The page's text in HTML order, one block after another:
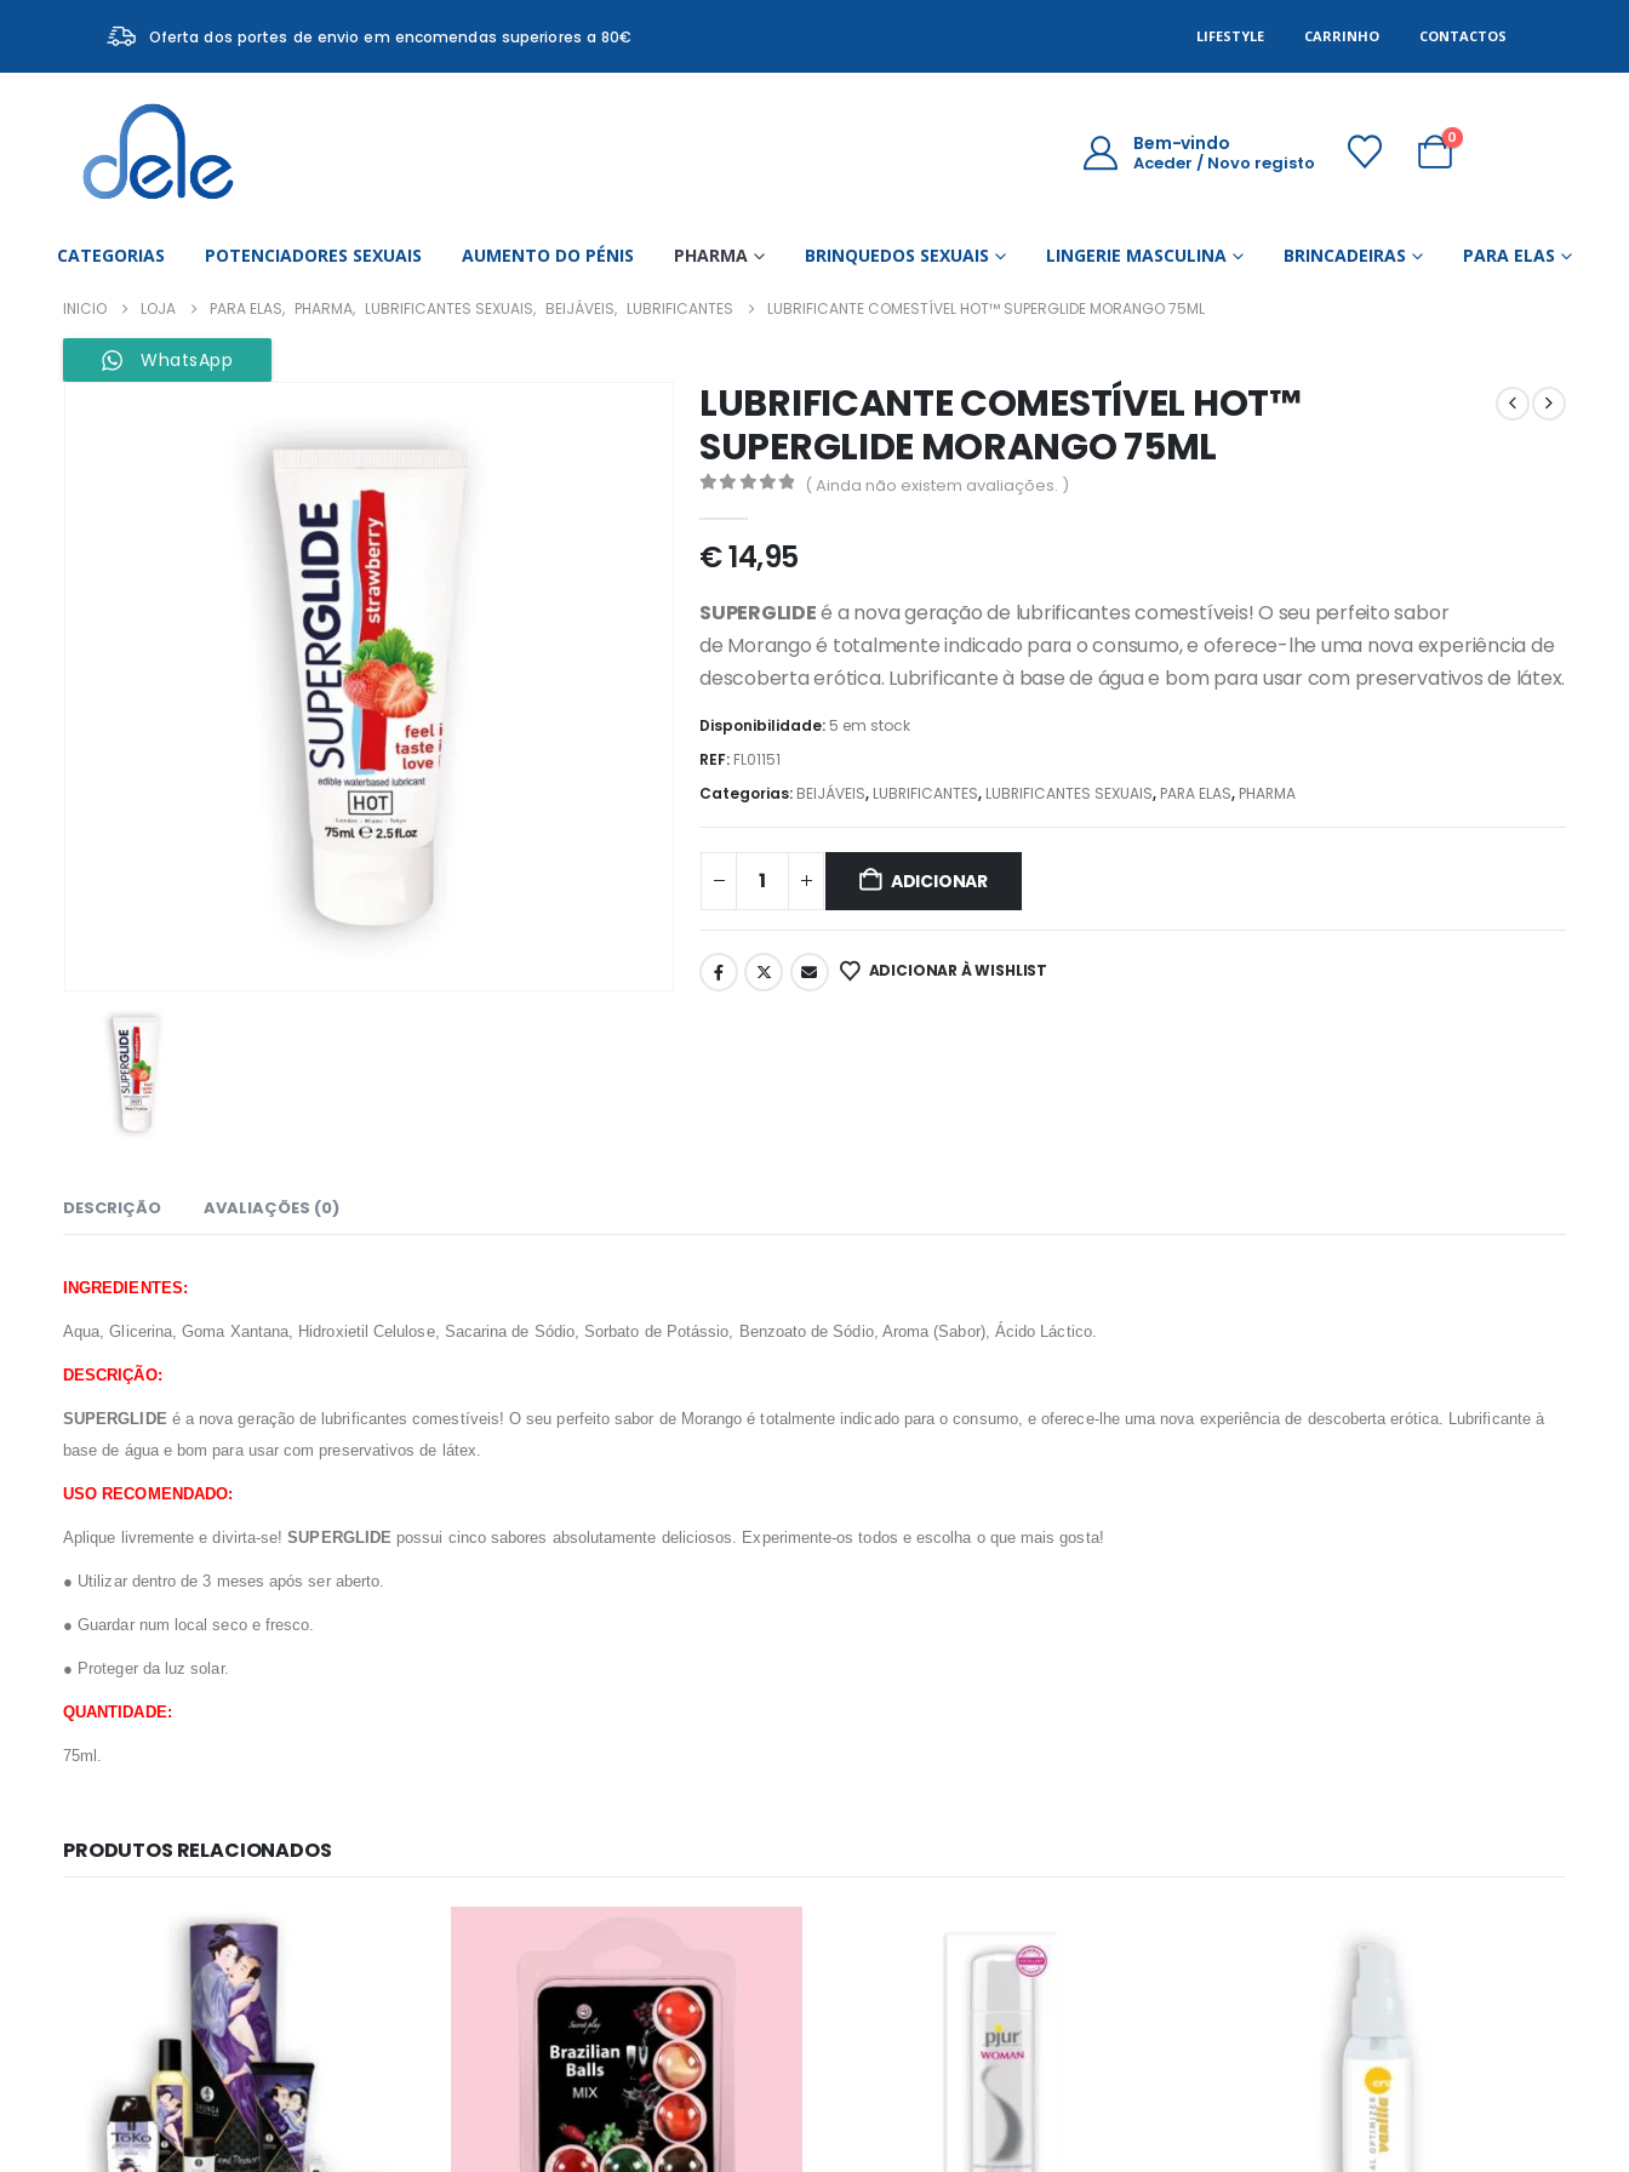
Oferta dos portes de envio em encomendas superiores a 80€ LIFESTYLE CARRINHO CONTACTOS
Bem-vindo
Aceder / Novo registo
0
CATEGORIAS POTENCIADORES SEXUAIS AUMENTO DO PÉNIS PHARMA BRINQUEDOS SEXUAIS LINGERIE MASCULINA BRINCADEIRAS PARA ELAS
INICIO LOJA PARA ELAS, PHARMA, LUBRIFICANTES SEXUAIS, BEIJÁVEIS, LUBRIFICANTES LUBRIFICANTE COMESTÍVEL HOT™ SUPERGLIDE MORANGO 75ML
WhatsApp
LUBRIFICANTE COMESTÍVEL HOT™
SUPERGLIDE MORANGO 75ML
( Ainda não existem avaliações. )
€14,95
SUPERGLIDEé a nova geração de lubrificantes comestíveis! O seu perfeito sabor
de Morango é totalmente indicado para o consumo, e oferece-lhe uma nova experiência de
descoberta erótica. Lubrificante à base de água e bom para usar com preservativos de látex.
Disponibilidade: 5 em stock
REF: FL01151
Categorias: BEIJÁVEIS, LUBRIFICANTES, LUBRIFICANTES SEXUAIS, PARA ELAS, PHARMA
ADICIONAR
ADICIONAR À WISHLIST
DESCRIÇÃO AVALIAÇÕES (0)
INGREDIENTES:
Aqua, Glicerina, Goma Xantana, Hidroxietil Celulose, Sacarina de Sódio, Sorbato de Potássio, Benzoato de Sódio, Aroma (Sabor), Ácido Láctico.
DESCRIÇÃO:
SUPERGLIDE é a nova geração de lubrificantes comestíveis! O seu perfeito sabor de Morango é totalmente indicado para o consumo, e oferece-lhe uma nova experiência de descoberta erótica. Lubrificante à
base de água e bom para usar com preservativos de látex.
USO RECOMENDADO:
Aplique livremente e divirta-se!SUPERGLIDE possui cinco sabores absolutamente deliciosos. Experimente-os todos e escolha o que mais gosta!
● Utilizar dentro de 3 meses após ser aberto.
● Guardar num local seco e fresco.
● Proteger da luz solar.
QUANTIDADE:
75ml.
PRODUTOS RELACIONADOS
Encomendas Apoio ao cliente Redes Sociais